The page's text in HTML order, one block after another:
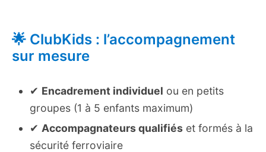
🌟 ClubKids : l’accompagnement
sur mesure
✔ Encadrement individuel ou en petits
groupes (1 à 5 enfants maximum)
✔ Accompagnateurs qualifiés et formés à la
sécurité ferroviaire